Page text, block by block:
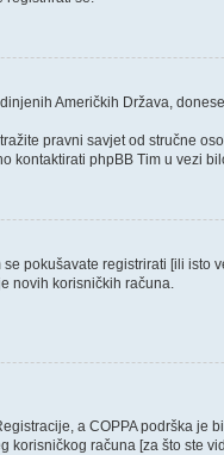
Američkih Država,
pravni savjet od stručne
kontaktirati phpBB Tim u vezi
pokušavate registrirati [ili
novih korisničkih računa.
a COPPA podrška je
računa [za što ste